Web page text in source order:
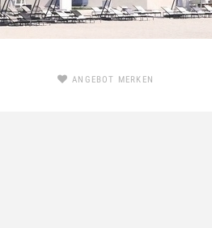
ANGEBOT MERKEN